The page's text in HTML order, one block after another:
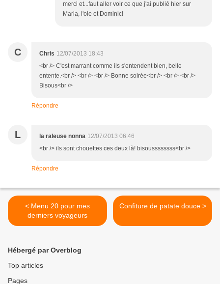
merci et...faut aller voir ce que j'ai publié hier sur
Maria, l'oie et Dominic!
C Chris 12/07/2013 18:43
<br /> C'est marrant comme ils s'entendent bien, belle
entente.<br /> <br /> <br /> Bonne soirée<br /> <br /> <br />
Bisous<br />
Répondre
L la raleuse nonna 12/07/2013 06:46
<br /> ils sont chouettes ces deux là! bisoussssssss<br />
Répondre
< Menu 20 pour mes
derniers voyageurs
Confiture de patate douce >
Hébergé par Overblog
Top articles
Pages